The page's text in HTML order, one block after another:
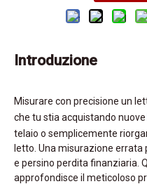
Introduzione
Misurare con precisione un
che tu stia acquistando nuove
telaio o semplicemente
letto. Una misurazione
e persino perdita finanziaria.
approfondisce il meticoloso